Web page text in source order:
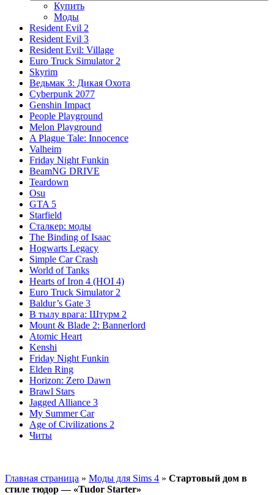
Купить
Моды
Resident Evil 2
Resident Evil 3
Resident Evil: Village
Euro Truck Simulator 2
Skyrim
Ведьмак 3: Дикая Охота
Cyberpunk 2077
Genshin Impact
People Playground
Melon Playground
A Plague Tale: Innocence
Valheim
Friday Night Funkin
BeamNG DRIVE
Teardown
Osu
GTA 5
Starfield
Сталкер: моды
The Binding of Isaac
Hogwarts Legacy
Simple Car Crash
World of Tanks
Hearts of Iron 4 (HOI 4)
Euro Truck Simulator 2
Baldur’s Gate 3
В тылу врага: Штурм 2
Mount & Blade 2: Bannerlord
Atomic Heart
Kenshi
Friday Night Funkin
Elden Ring
Horizon: Zero Dawn
Brawl Stars
Jagged Alliance 3
My Summer Car
Age of Civilizations 2
Читы
Главная страница » Моды для Sims 4 » Стартовый дом в
стиле тюдор — «Tudor Starter»